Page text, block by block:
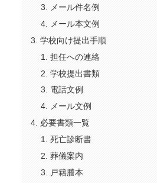
メール件名例
メール本文例
学校向け提出手順
担任への連絡
学校提出書類
電話文例
メール文例
必要書類一覧
死亡診断書
葬儀案内
戸籍謄本